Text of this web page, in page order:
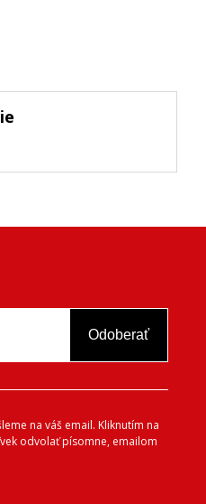
Odoberať
na váš email. Kliknutím na
odvolať písomne, emailom